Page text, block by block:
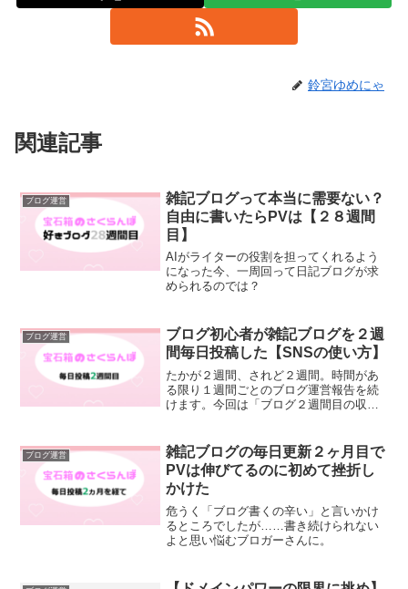
鈴宮ゆめにゃ
関連記事
ブログ運営
雑記ブログって本当に需要ない？
自由に書いたらPVは【２８週間
目】
AIがライターの役割を担ってくれるよう
になった今、一周回って日記ブログが求
められるのでは？
ブログ運営
ブログ初心者が雑記ブログを２週
間毎日投稿した【SNSの使い方】
たかが２週間、されど２週間。時間があ
る限り１週間ごとのブログ運営報告を続
けます。今回は「ブログ２週間目の収
者、どう対応する？」「初心者ブロガー
のTwitterの使い方」について。
ブログ運営
雑記ブログの毎日更新２ヶ月目で
PVは伸びてるのに初めて挫折し
かけた
危うく「ブログ書くの辛い」と言いかけ
るところでしたが……書き続けられない
よと思い悩むブロガーさんに。